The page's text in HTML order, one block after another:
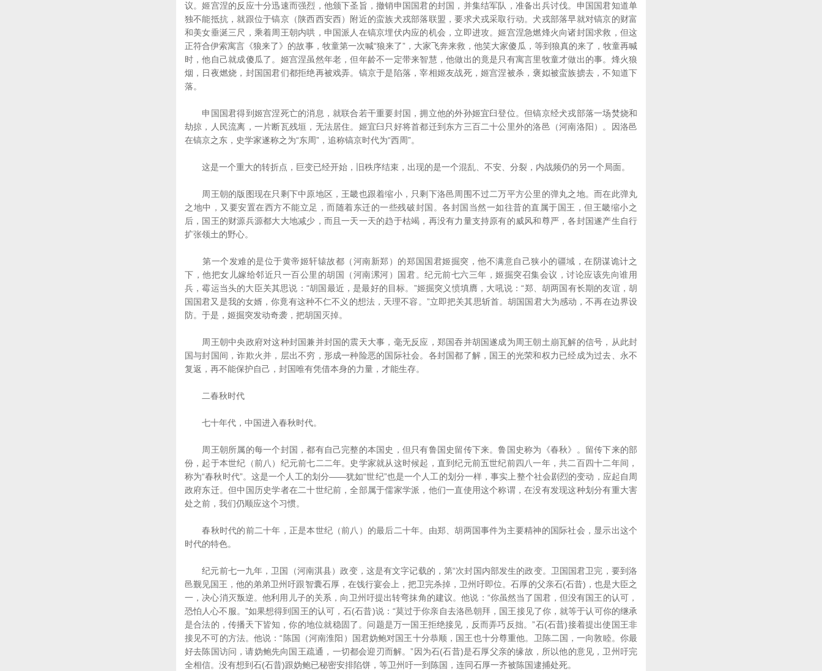
议。姬宫涅的反应十分迅速而强烈，他颁下圣旨，撤销申国国君的封国，并集结军队，准备出兵讨伐。申国国君知道单
独不能抵抗，就跟位于镐京（陕西西安西）附近的蛮族犬戎部落联盟，要求犬戎采取行动。犬戎部落早就对镐京的财富
和美女垂涎三尺，乘着周王朝内哄，申国派人在镐京埋伏内应的机会，立即进攻。姬宫涅急燃烽火向诸封国求救，但这
正符合伊索寓言《狼来了》的故事，牧童第一次喊“狼来了”，大家飞奔来救，他笑大家傻瓜，等到狼真的来了，牧童再喊
时，他自己就成傻瓜了。姬宫涅虽然年老，但年龄不一定带来智慧，他做出的竟是只有寓言里牧童才做出的事。烽火狼
烟，日夜燃烧，封国国君们都拒绝再被戏弄。镐京于是陷落，宰相姬友战死，姬宫涅被杀，褒姒被蛮族掳去，不知道下
落。
申国国君得到姬宫涅死亡的消息，就联合若干重要封国，拥立他的外孙姬宜臼登位。但镐京经犬戎部落一场焚烧和
劫掠，人民流离，一片断瓦残垣，无法居住。姬宜臼只好将首都迁到东方三百二十公里外的洛邑（河南洛阳）。因洛邑
在镐京之东，史学家遂称之为“东周”，追称镐京时代为“西周”。
这是一个重大的转折点，巨变已经开始，旧秩序结束，出现的是一个混乱、不安、分裂，内战频仍的另一个局面。
周王朝的版图现在只剩下中原地区，王畿也跟着缩小，只剩下洛邑周围不过二万平方公里的弹丸之地。而在此弹丸
之地中，又要安置在西方不能立足，而随着东迁的一些残破封国。各封国当然一如往昔的直属于国王，但王畿缩小之
后，国王的财源兵源都大大地减少，而且一天一天的趋于枯竭，再没有力量支持原有的威风和尊严，各封国遂产生自行
扩张领土的野心。
第一个发难的是位于黄帝姬轩辕故都（河南新郑）的郑国国君姬掘突，他不满意自己狭小的疆域，在阴谋诡计之
下，他把女儿嫁给邻近只一百公里的胡国（河南漯河）国君。纪元前七六三年，姬掘突召集会议，讨论应该先向谁用
兵，霉运当头的大臣关其思说：“胡国最近，是最好的目标。”姬掘突义愤填膺，大吼说：“郑、胡两国有长期的友谊，胡
国国君又是我的女婿，你竟有这种不仁不义的想法，天理不容。”立即把关其思斩首。胡国国君大为感动，不再在边界设
防。于是，姬掘突发动奇袭，把胡国灭掉。
周王朝中央政府对这种封国兼并封国的震天大事，毫无反应，郑国吞并胡国遂成为周王朝土崩瓦解的信号，从此封
国与封国间，诈欺火并，层出不穷，形成一种险恶的国际社会。各封国都了解，国王的光荣和权力已经成为过去、永不
复返，再不能保护自己，封国唯有凭借本身的力量，才能生存。
二春秋时代
七十年代，中国进入春秋时代。
周王朝所属的每一个封国，都有自己完整的本国史，但只有鲁国史留传下来。鲁国史称为《春秋》。留传下来的部
份，起于本世纪（前八）纪元前七二二年。史学家就从这时候起，直到纪元前五世纪前四八一年，共二百四十二年间，
称为“春秋时代”。这是一个人工的划分——犹如“世纪”也是一个人工的划分一样，事实上整个社会剧烈的变动，应起自周
政府东迁。但中国历史学者在二十世纪前，全部属于儒家学派，他们一直使用这个称谓，在没有发现这种划分有重大害
处之前，我们仍顺应这个习惯。
春秋时代的前二十年，正是本世纪（前八）的最后二十年。由郑、胡两国事件为主要精神的国际社会，显示出这个
时代的特色。
纪元前七一九年，卫国（河南淇县）政变，这是有文字记载的，第“次封国内部发生的政变。卫国国君卫完，要到洛
邑觐见国王，他的弟弟卫州吁跟智囊石厚，在饯行宴会上，把卫完杀掉，卫州吁即位。石厚的父亲石(石昔)，也是大臣之
一，决心消灭叛逆。他利用儿子的关系，向卫州吁提出转弯抹角的建议。他说：“你虽然当了国君，但没有国王的认可，
恐怕人心不服。”如果想得到国王的认可，石(石昔)说：“莫过于你亲自去洛邑朝拜，国王接见了你，就等于认可你的继承
是合法的，传播天下皆知，你的地位就稳固了。问题是万一国王拒绝接见，反而弄巧反拙。”石(石昔)接着提出使国王非
接见不可的方法。他说：“陈国（河南淮阳）国君妫鲍对国王十分恭顺，国王也十分尊重他。卫陈二国，一向敦睦。你最
好去陈国访问，请妫鲍先向国王疏通，一切都会迎刃而解。”因为石(石昔)是石厚父亲的缘故，所以他的意见，卫州吁完
全相信。没有想到石(石昔)跟妫鲍已秘密安排陷饼，等卫州吁一到陈国，连同石厚一齐被陈国逮捕处死。